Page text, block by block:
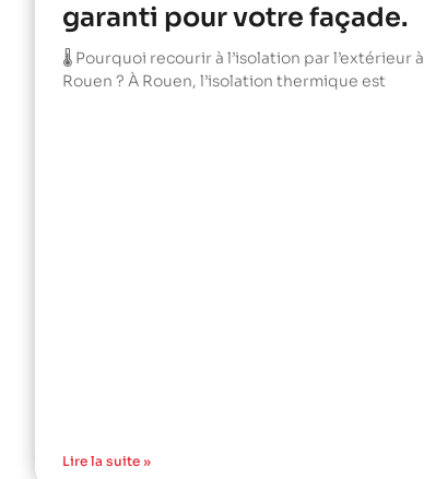
garanti pour votre façade.
🌡️ Pourquoi recourir à l’isolation par l’extérieur à
Rouen ? À Rouen, l’isolation thermique est
Lire la suite »